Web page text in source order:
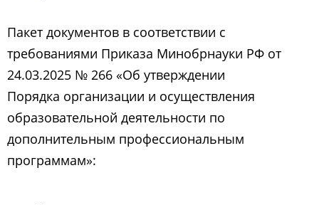
Пакет документов в соответствии с
требованиями Приказа Минобрнауки РФ от
24.03.2025 № 266 «Об утверждении
Порядка организации и осуществления
образовательной деятельности по
дополнительным профессиональным
программам»: